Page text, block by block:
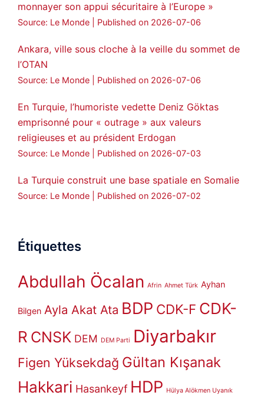
monnayer son appui sécuritaire à l’Europe »
Source: Le Monde Published on 2026-07-06
Ankara, ville sous cloche à la veille du sommet de
l’OTAN
Source: Le Monde Published on 2026-07-06
En Turquie, l’humoriste vedette Deniz Göktas
emprisonné pour « outrage » aux valeurs
religieuses et au président Erdogan
Source: Le Monde Published on 2026-07-03
La Turquie construit une base spatiale en Somalie
Source: Le Monde Published on 2026-07-02
Étiquettes
Abdullah Öcalan Afrin Ahmet Türk Ayhan
Bilgen Ayla Akat Ata BDP CDK-F CDK-
R CNSK DEM DEM Parti Diyarbakır
Figen Yüksekdağ Gültan Kışanak
Hakkari Hasankeyf HDP Hülya Alökmen Uyanık